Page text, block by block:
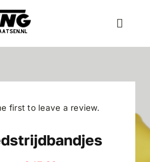
Toggle
first to leave a review.